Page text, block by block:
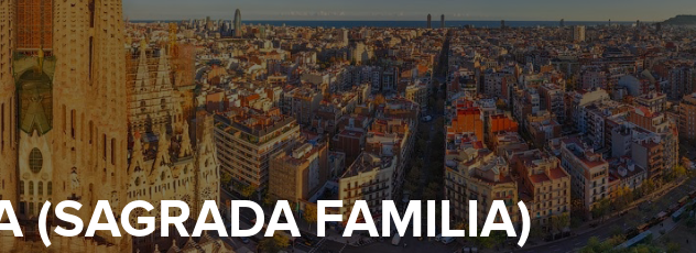
(SAGRADA FAMILIA)